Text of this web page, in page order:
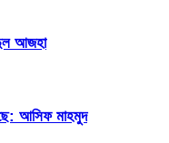
আজহা
আসিফ মাহমুদ